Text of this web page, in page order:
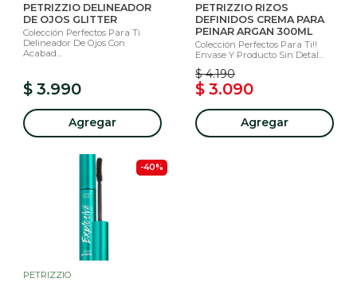
PETRIZZIO DELINEADOR
DE OJOS GLITTER
Colección Perfectos Para Ti
Delineador De Ojos Con
Acabad...
$ 3.990
Agregar
PETRIZZIO RIZOS
DEFINIDOS CREMA PARA
PEINAR ARGAN 300ML
Colección Perfectos Para Ti!!
Envase Y Producto Sin Detal...
$ 4.190
$ 3.090
Agregar
-40%
PETRIZZIO